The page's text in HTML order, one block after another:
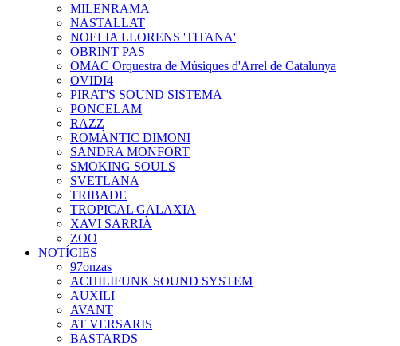
MILENRAMA
NASTALLAT
NOELIA LLORENS 'TITANA'
OBRINT PAS
OMAC Orquestra de Músiques d'Arrel de Catalunya
OVIDI4
PIRAT'S SOUND SISTEMA
PONCELAM
RAZZ
ROMÀNTIC DIMONI
SANDRA MONFORT
SMOKING SOULS
SVETLANA
TRIBADE
TROPICAL GALAXIA
XAVI SARRIÀ
ZOO
NOTÍCIES
97onzas
ACHILIFUNK SOUND SYSTEM
AUXILI
AVANT
AT VERSARIS
BASTARDS